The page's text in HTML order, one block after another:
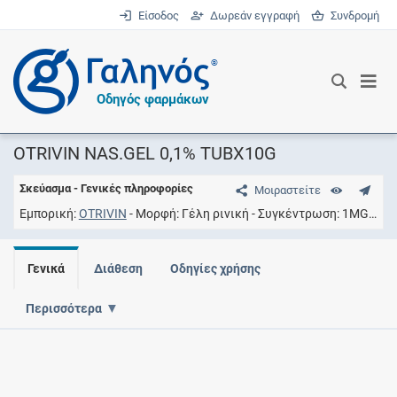
Είσοδος Δωρεάν εγγραφή Συνδρομή
®
Οδηγός φαρμάκων
OTRIVIN NAS.GEL 0,1% TUBX10G
Μοιραστείτε
Σκεύασμα - Γενικές πληροφορίες
Εμπορική OTRIVIN Μορφή Γέλη ρινική Συγκέντρωση 1MG/G
Γενικά Διάθεση Οδηγίες χρήσης
Περισσότερα